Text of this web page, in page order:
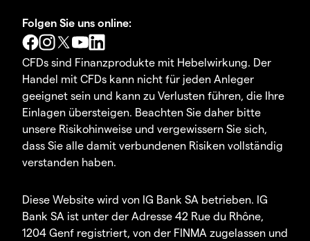
Folgen Sie uns online:
CFDs sind Finanzprodukte mit Hebelwirkung. Der
Handel mit CFDs kann nicht für jeden Anleger
geeignet sein und kann zu Verlusten führen, die Ihre
Einlagen übersteigen. Beachten Sie daher bitte
unsere Risikohinweise und vergewissern Sie sich,
dass Sie alle damit verbundenen Risiken vollständig
verstanden haben.
Diese Website wird von IG Bank SA betrieben. IG
Bank SA ist unter der Adresse 42 Rue du Rhône,
1204 Genf registriert, von der FINMA zugelassen und